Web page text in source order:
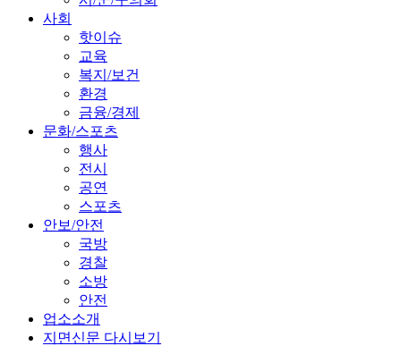
사회
핫이슈
교육
복지/보건
환경
금융/경제
문화/스포츠
행사
전시
공연
스포츠
안보/안전
국방
경찰
소방
안전
업소소개
지면신문 다시보기